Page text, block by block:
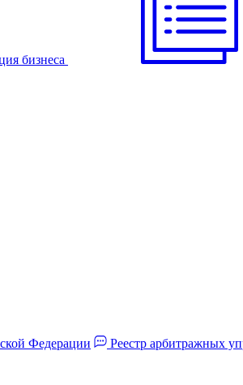
бизнеса
Федерации Реестр арбитражных